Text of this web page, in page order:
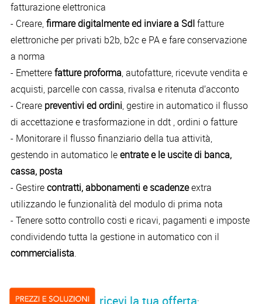
fatturazione elettronica
- Creare,firmare digitalmente ed inviare a SdIfatture
elettroniche per privati b2b, b2c e PA e fare conservazione
a norma
- Emetterefatture proforma, autofatture, ricevute vendita e
acquisti, parcelle con cassa, rivalsa e ritenuta d’acconto
- Creare preventivi ed ordini, gestire in automatico il flusso
di accettazione e trasformazione in ddt , ordini o fatture
- Monitorare il flusso finanziario della tua attività,
gestendo in automatico leentrate e le uscite di banca,
cassa, posta
- Gestirecontratti, abbonamenti e scadenzeextra
utilizzando le funzionalità del modulo di prima nota
- Tenere sotto controllo costi e ricavi, pagamenti e imposte
condividendo tutta la gestione in automatico con il
commercialista.
ricevi la tua offerta